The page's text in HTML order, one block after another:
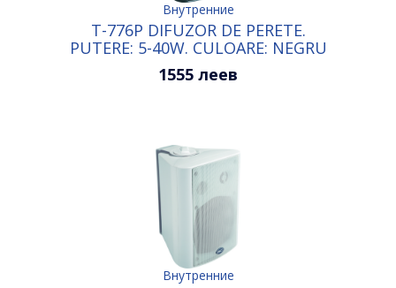
Внутренние
T-776P DIFUZOR DE PERETE.
PUTERE: 5-40W. CULOARE: NEGRU
1555 леев
Внутренние